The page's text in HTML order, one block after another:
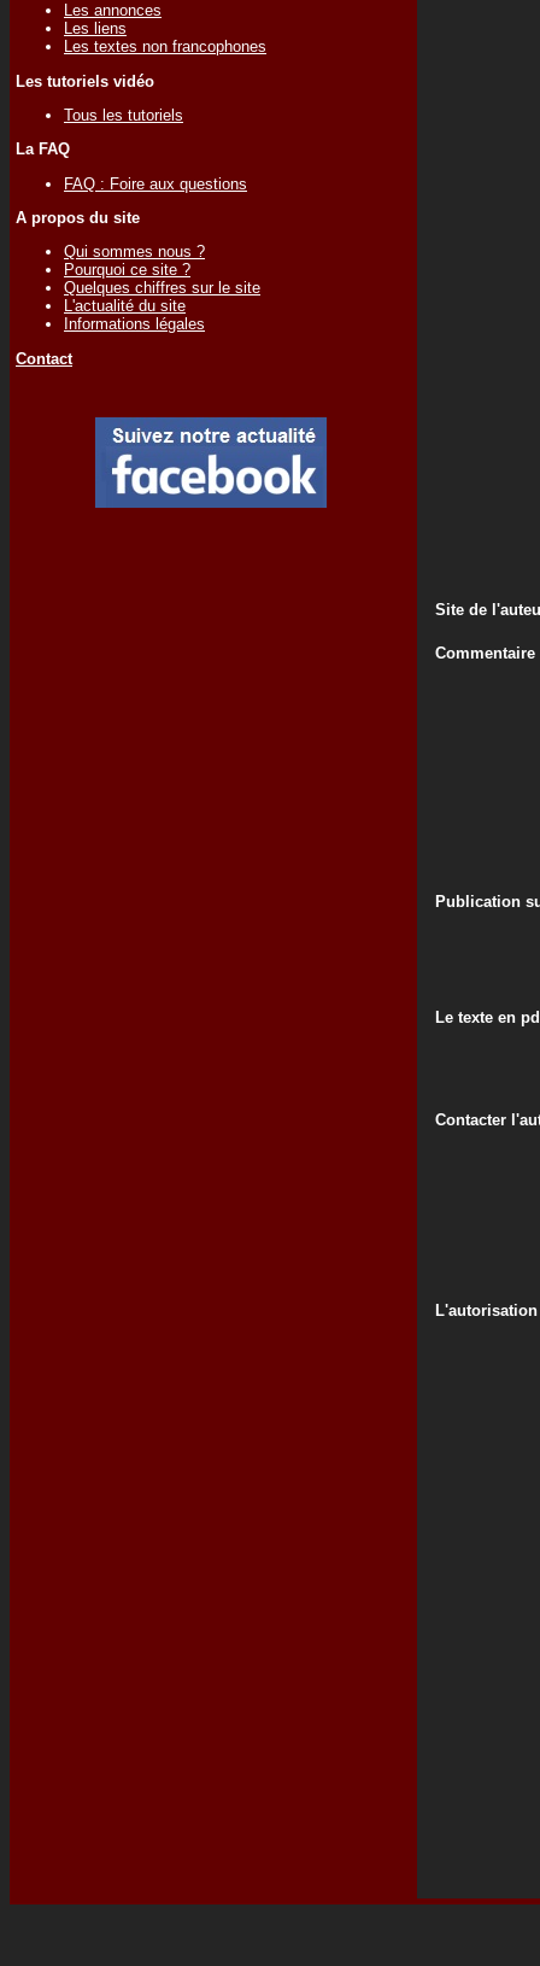
Les annonces
Les liens
Les textes non francophones
Les tutoriels vidéo
Tous les tutoriels
La FAQ
FAQ : Foire aux questions
A propos du site
Qui sommes nous ?
Pourquoi ce site ?
Quelques chiffres sur le site
L'actualité du site
Informations légales
Contact
Site de
Publication
Le texte en
Contacter
L'autorisation